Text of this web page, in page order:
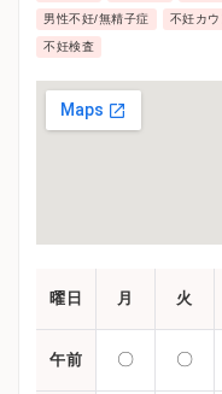
男性不妊/無精子症 不妊カ
不妊検査
曜日 月 火
午前 〇 〇